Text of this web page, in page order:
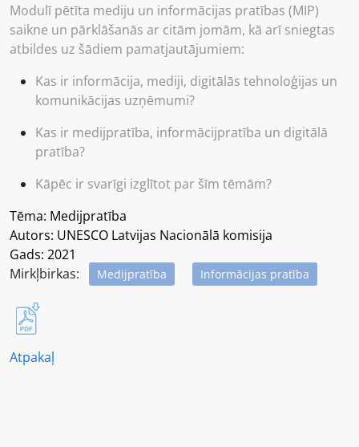
Modulī pētīta mediju un informācijas pratības (MIP)
saikne un pārklāšanās ar citām jomām, kā arī sniegtas
atbildes uz šādiem pamatjautājumiem:
Kas ir informācija, mediji, digitālās tehnoloģijas un
komunikācijas uzņēmumi?
Kas ir medijpratība, informācijpratība un digitālā
pratība?
Kāpēc ir svarīgi izglītot par šīm tēmām?
Tēma: Medijpratība
Autors: UNESCO Latvijas Nacionālā komisija
Gads: 2021
Mirkļbirkas:
Medijpratība Informācijas pratība
Atpakaļ